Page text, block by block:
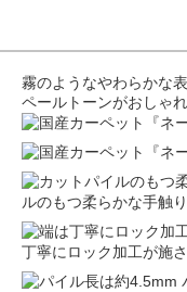
霧のようなやわらかな
ペールトーンがおしゃ
ルのもつ柔らかな手触
丁寧にロック加工が施